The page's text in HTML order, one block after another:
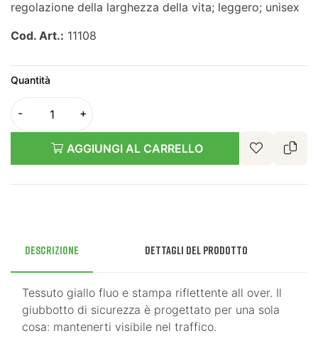
regolazione della larghezza della vita; leggero; unisex
Cod. Art.: 11108
Quantità
AGGIUNGI AL CARRELLO
Descrizione Dettagli del prodotto
Tessuto giallo fluo e stampa riflettente all over. Il
giubbotto di sicurezza è progettato per una sola
cosa: mantenerti visibile nel traffico.